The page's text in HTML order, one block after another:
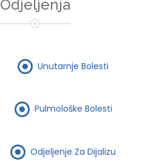
Odjeljenja
Unutarnje Bolesti
Pulmološke Bolesti
Odjeljenje Za Dijalizu